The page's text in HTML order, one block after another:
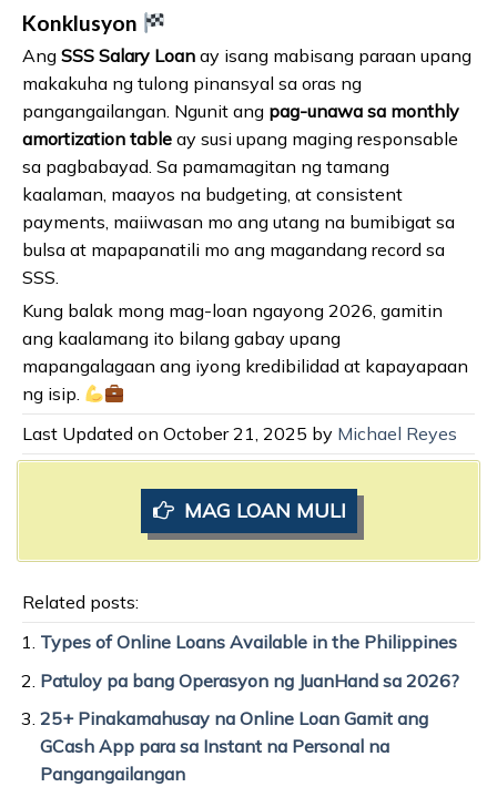
Konklusyon
Ang SSS Salary Loan ay isang mabisang paraan upang
makakuha ng tulong pinansyal sa oras ng
pangangailangan. Ngunit ang pag-unawa sa monthly
amortization table ay susi upang maging responsable
sa pagbabayad. Sa pamamagitan ng tamang
kaalaman, maayos na budgeting, at consistent
payments, maiiwasan mo ang utang na bumibigat sa
bulsa at mapapanatili mo ang magandang record sa
SSS.
Kung balak mong mag-loan ngayong 2026, gamitin
ang kaalamang ito bilang gabay upang
mapangalagaan ang iyong kredibilidad at kapayapaan
ng isip.
Last Updated on October 21, 2025 by Michael Reyes
MAG LOAN MULI
Related posts:
Types of Online Loans Available in the Philippines
Patuloy pa bang Operasyon ng JuanHand sa 2026?
25+ Pinakamahusay na Online Loan Gamit ang
GCash App para sa Instant na Personal na
Pangangailangan